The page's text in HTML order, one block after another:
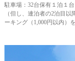
駐車場：32台保有１泊１
（但し、連泊者の2泊目
ーキング（1,000円以内）